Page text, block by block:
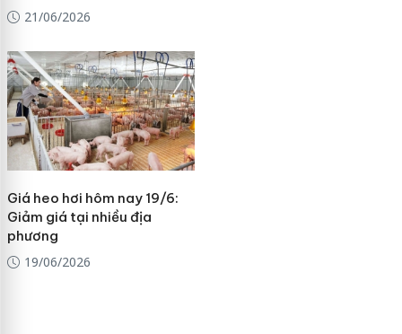
21/06/2026
Giá heo hơi hôm nay 19/6:
Giảm giá tại nhiều địa
phương
19/06/2026